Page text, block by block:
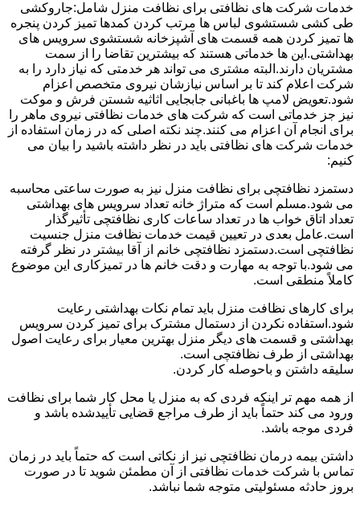
خدمات شرکت های نظافتی برای نظافت منزل شامل:جاروکشی
طی کشی شستشوی لباس ها مرتب کردن کمدها تمیز کردن پنجره
ها تمیز کردن همه قسمت های آشپزخانه شستشوی سرویس های
بهداشتی.این ها خدماتی هستند که بیشترین تقاضا را از سمت
مشتریان دارند.البته مشتری می تواند هر خدمتی که نیاز دارد را به
شرکت اعلام کند تا بر اساس نیازشان نیروی متخصص اعزام
شود.تعویض لامپ ها باغبانی جابجایی اثاثیه شستن فرش و موکت
نیز جز خدماتی است که شرکت های خدمات نظافتی نیروی ماهر را
برای انجام آن اعزام می کنند.چند نکته اصلی که در زمان استفاده از
خدمات شرکت های نظافتی باید در نظر داشته باشید را بیان می
کنیم:
دستمزد نظافتچی برای نظافت منزل نیز به صورت ساعتی محاسبه
می شود.مسلم است که متراژ خانه تعداد سرویس های بهداشتی
تعداد اتاق خواب ها در تعداد ساعات کاری نظافتچی تأثیرگذار
است.عامل بعدی در تعیین قیمت خدمات نظافت منزل جنسیت
نظافتچی است.دستمزد نظافتچی خانم از آقا بیشتر در نظر گرفته
می شود.با توجه به مهارت و دقت خانم ها در تمیزکاری این موضوع
کاملاً منطقی است.
برای کارهای نظافت منزل باید تمام نکات بهداشتی رعایت
شود.استفاده نکردن از دستمال مشترک برای تمیز کردن سرویس
بهداشتی و قسمت های دیگر منزل بهترین معیار برای رعایت اصول
بهداشتی از طرف نظافتچی است.
سلیقه داشتن و باحوصله کار کردن.
از همه مهم تر اینکه فردی که به منزل یا محل کار شما برای نظافت
ورود می کند حتماً باید از طرف مراجع قضایی تأییدشده باشد و
فردی موجه باشد.
داشتن بیمه درمان نظافتچی نیز از نکاتی است که حتماً باید در زمان
تماس با شرکت خدمات نظافتی از آن مطمئن شوید تا در صورت
بروز حادثه مسئولیتی متوجه شما نباشد.